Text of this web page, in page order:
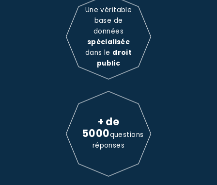
Une véritable
base de
données
spécialisée
dans le droit
public
+ de
5000questions
réponses